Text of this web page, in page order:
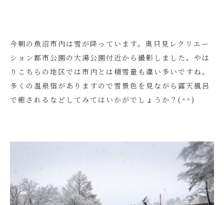
今朝の魚沼市内は雪が降っています。奥只見レクリエー
ション都市公園の大湯公園付近から撮影しました。やは
りこちらの地区では市内とは積雪量も違い多いですね。
多くの温泉宿がありますので雪景色を見ながら露天風呂
で癒されるなどしてみてはいかがでしょうか？(^^)